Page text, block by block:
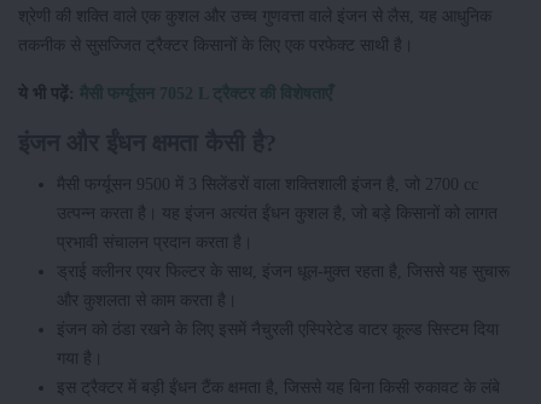
श्रेणी की शक्ति वाले एक कुशल और उच्च गुणवत्ता वाले इंजन से लैस, यह आधुनिक
तकनीक से सुसज्जित ट्रैक्टर किसानों के लिए एक परफेक्ट साथी है।
ये भी पढ़ें: मैसी फर्ग्यूसन 7052 L ट्रैक्टर की विशेषताएँ
मैसी फर्ग्यूसन 9500 में 3 सिलेंडरों वाला शक्तिशाली इंजन है, जो 2700 cc
उत्पन्न करता है। यह इंजन अत्यंत ईंधन कुशल है, जो बड़े किसानों को लागत
प्रभावी संचालन प्रदान करता है।
ड्राई क्लीनर एयर फिल्टर के साथ, इंजन धूल-मुक्त रहता है, जिससे यह सुचारू
और कुशलता से काम करता है।
इंजन को ठंडा रखने के लिए इसमें नैचुरली एस्पिरेटेड वाटर कूल्ड सिस्टम दिया
गया है।
इस ट्रैक्टर में बड़ी ईंधन टैंक क्षमता है, जिससे यह बिना किसी रुकावट के लंबे